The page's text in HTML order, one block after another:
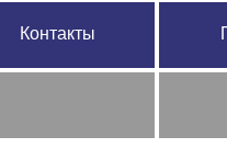
Контакты